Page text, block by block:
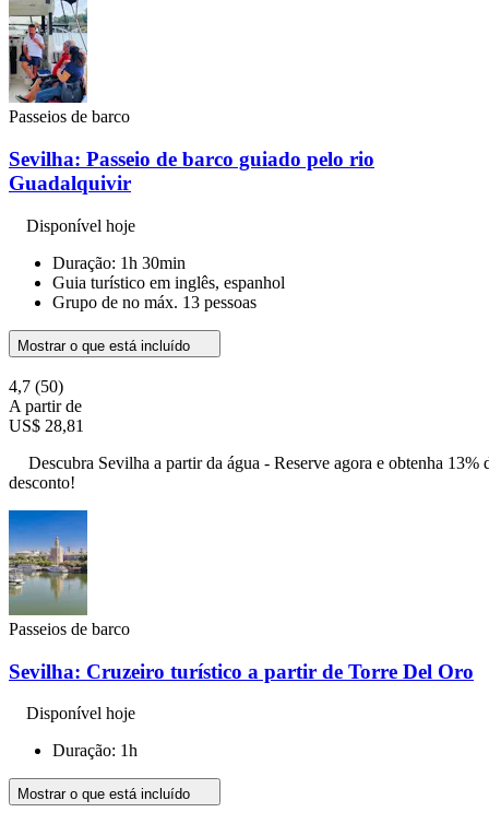
Passeios de barco
Sevilha: Passeio de barco guiado pelo rio
Guadalquivir
Disponível hoje
Duração: 1h 30min
Guia turístico em inglês, espanhol
Grupo de no máx. 13 pessoas
Mostrar o que está incluído
4,7 (50)
A partir de
US$ 28,81
Descubra Sevilha a partir da água - Reserve agora e obtenha 13%
desconto!
Passeios de barco
Sevilha: Cruzeiro turístico a partir de Torre Del Oro
Disponível hoje
Duração: 1h
Mostrar o que está incluído